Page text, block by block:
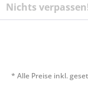
Nichts
* Alle Preise inkl.